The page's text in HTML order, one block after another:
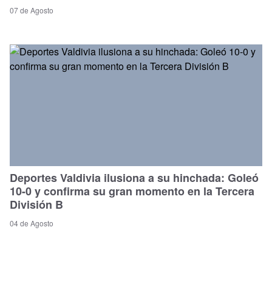
07 de Agosto
Deportes Valdivia ilusiona a su hinchada: Goleó
10-0 y confirma su gran momento en la Tercera
División B
04 de Agosto